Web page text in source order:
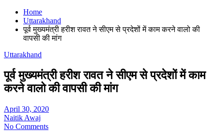
Home
Uttarakhand
पूर्व मुख्यमंत्री हरीश रावत ने सीएम से प्रदेशों में काम करने वालो की
वापसी की मांग
Uttarakhand
पूर्व मुख्यमंत्री हरीश रावत ने सीएम से प्रदेशों में काम
करने वालो की वापसी की मांग
April 30, 2020
Naitik Awaj
No Comments